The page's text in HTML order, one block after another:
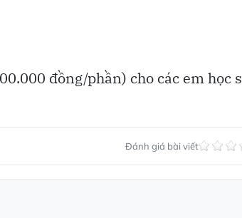
đồng/phần) cho các em học
Đánh giá bài viết